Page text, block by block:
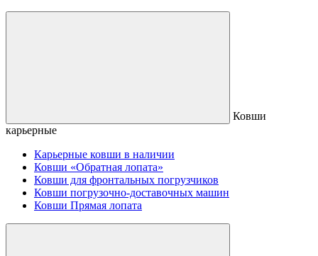
Ковши
карьерные
Карьерные ковши в наличии
Ковши «Обратная лопата»
Ковши для фронтальных погрузчиков
Ковши погрузочно-доставочных машин
Ковши Прямая лопата